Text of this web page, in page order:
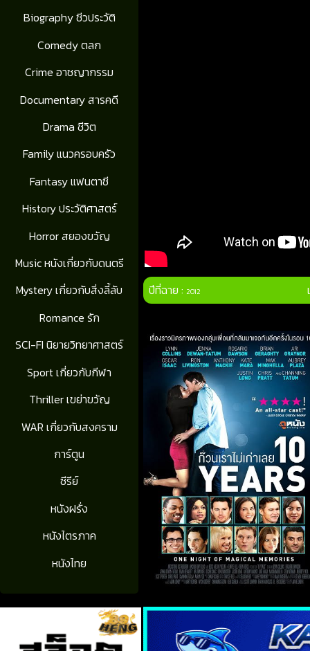
Biography ชีวประวัติ
Comedy ตลก
Crime อาชญากรรม
Documentary สารคดี
Drama ชีวิต
Family แนวครอบครัว
Fantasy แฟนตาซี
History ประวัติศาสตร์
Horror สยองขวัญ
Music หนังเกี่ยวกับดนตรี
Mystery เกี่ยวกับสิ่งลี้ลับ
Romance รัก
SCI-FI นิยายวิทยาศาสตร์
Sport เกี่ยวกับกีฬา
Thriller เขย่าขวัญ
WAR เกี่ยวกับสงคราม
การ์ตูน
ซีรีย์
หนังฝรั่ง
หนังไตรภาค
หนังไทย
ปีที่ฉาย :2012